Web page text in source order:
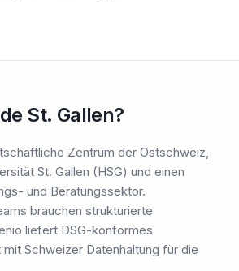
St. Gallen?
Zentrum der Ostschweiz,
St. Gallen (HSG) und einen
und Beratungssektor.
brauchen strukturierte
liefert DSG-konformes
Schweizer Datenhaltung für die